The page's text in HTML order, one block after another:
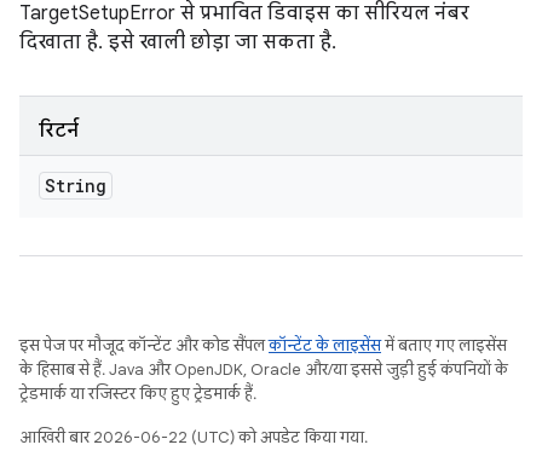
TargetSetupError से प्रभावित डिवाइस का सीरियल नंबर
दिखाता है. इसे खाली छोड़ा जा सकता है.
रिटर्न
String
इस पेज पर मौजूद कॉन्टेंट और कोड सैंपलकॉन्टेंट के लाइसेंसमें बताए गए लाइसेंस
के हिसाब से हैं. Java और OpenJDK, Oracle और/या इससे जुड़ी हुई कंपनियों के
ट्रेडमार्क या रजिस्टर किए हुए ट्रेडमार्क हैं.
आखिरी बार 2026-06-22 (UTC) को अपडेट किया गया.